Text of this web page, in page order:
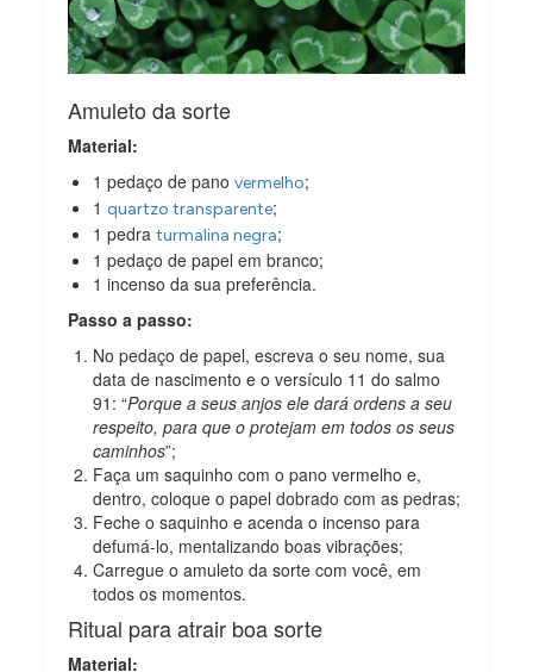
Amuleto da sorte
Material:
1 pedaço de panovermelho;
1quartzo transparente;
1 pedraturmalina negra;
1 pedaço de papel em branco;
1 incenso da sua preferência.
Passo a passo:
No pedaço de papel, escreva o seu nome, sua
data de nascimento e o versículo 11 do salmo
91: “Porque a seus anjos ele dará ordens a seu
respeito, para que o protejam em todos os seus
caminhos”;
Faça um saquinho com o pano vermelho e,
dentro, coloque o papel dobrado com as pedras;
Feche o saquinho e acenda o incenso para
defumá-lo, mentalizando boas vibrações;
Carregue o amuleto da sorte com você, em
todos os momentos.
Ritual para atrair boa sorte
Material: